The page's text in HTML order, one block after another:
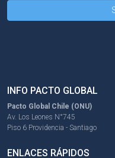
INFO PACTO GLOBAL
Pacto Global Chile (ONU)
Av. Los Leones N°745
Piso 6 Providencia - Santiago
ENLACES RÁPIDOS